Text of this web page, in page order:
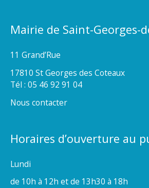
Mairie de Saint-Georges-
11 Grand’Rue
17810 St Georges des Coteaux
Tél : 05 46 92 91 04
Nous contacter
Horaires d’ouverture au
Lundi
de 10h à 12h et de 13h30 à 18h